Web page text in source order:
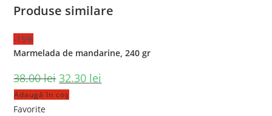
Produse similare
-15%
Marmelada de mandarine, 240 gr
38.00lei 32.30 lei
Adaugă în coș
Favorite